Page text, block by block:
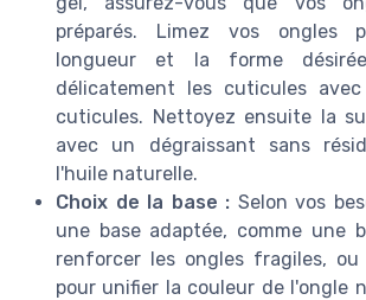
préparés. Limez vos ongles
longueur et la forme
délicatement les cuticules
cuticules. Nettoyez ensuite la
avec un dégraissant sans
l'huile naturelle.
Choix de la base : Selon vos
une base adaptée, comme une
renforcer les ongles fragiles,
pour unifier la couleur de l'ongle